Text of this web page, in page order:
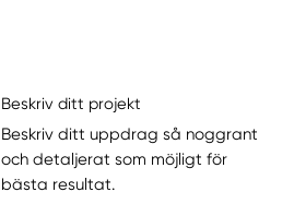
Beskriv ditt projekt
Beskriv ditt uppdrag så noggrant
och detaljerat som möjligt för
bästa resultat.